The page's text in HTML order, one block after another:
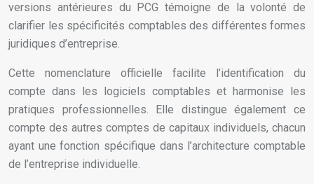
versions antérieures du PCG témoigne de la volonté de
clarifier les spécificités comptables des différentes formes
juridiques d’entreprise.
Cette nomenclature officielle facilite l’identification du
compte dans les logiciels comptables et harmonise les
pratiques professionnelles. Elle distingue également ce
compte des autres comptes de capitaux individuels, chacun
ayant une fonction spécifique dans l’architecture comptable
de l’entreprise individuelle.